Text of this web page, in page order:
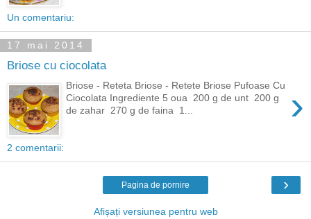
Un comentariu:
17 mai 2014
Briose cu ciocolata
›
Briose - Reteta Briose - Retete Briose Pufoase Cu
Ciocolata Ingrediente 5 oua 200 g de unt 200 g
de zahar 270 g de faina 1...
2 comentarii:
›
Pagina de pornire
Afișați versiunea pentru web